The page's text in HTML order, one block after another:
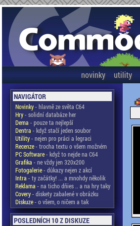
novinky utility
NAVIGÁTOR
Novinky- hlavně ze světa C64
Hry- solidní databáze her
Dema - pouze ta nejlepší
Dentra - když stačí jeden soubor
Utility- nejen pro práci a legraci
Recenze- trocha textu o všem možném
PC Software- když to nejde na C64
Grafika - ne vždy jen 320x200
Fotogalerie- důkazy nejen z akcí
Intra - ty začátky! ... a mnohdy několik
Reklama - na ticho dňies .. a na hry taky
Covery- diskety zabalené v obrázku
Diskuze- o všem, o ničem a tak
POSLEDNÍCH 10 Z DISKUZE